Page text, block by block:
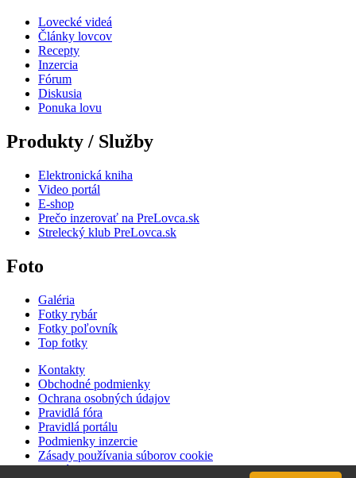
Lovecké videá
Články lovcov
Recepty
Inzercia
Fórum
Diskusia
Ponuka lovu
Produkty / Služby
Elektronická kniha
Video portál
E-shop
Prečo inzerovať na PreLovca.sk
Strelecký klub PreLovca.sk
Foto
Galéria
Fotky rybár
Fotky poľovník
Top fotky
Kontakty
Obchodné podmienky
Ochrana osobných údajov
Pravidlá fóra
Pravidlá portálu
Podmienky inzercie
Zásady používania súborov cookie
Cenník inzercie